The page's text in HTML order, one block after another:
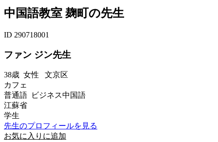
中国語教室 麹町の先生
ID 290718001
ファン ジン先生
38歳 女性 文京区
カフェ
普通語 ビジネス中国語
江蘇省
学生
先生のプロフィールを見る
お気に入りに追加